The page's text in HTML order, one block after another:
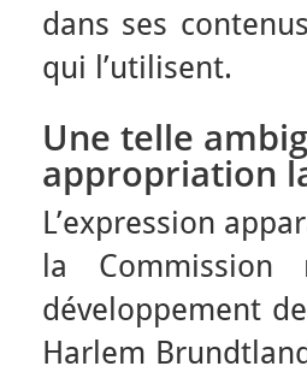
dans ses
qui l’utilisent.
Une telle
appropriation
L’expression
la
développement
Harlem